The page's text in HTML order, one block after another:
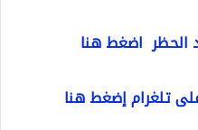
الحظر اضغط هنا
تلغرام إضغط هنا